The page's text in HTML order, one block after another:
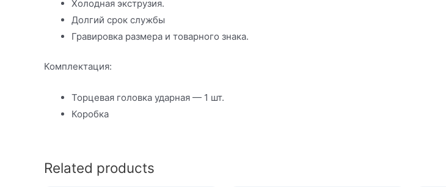
Холодная экструзия.
Долгий срок службы
Гравировка размера и товарного знака.
Комплектация:
Торцевая головка ударная — 1 шт.
Коробка
Related products